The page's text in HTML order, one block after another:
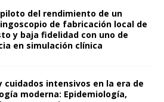
del rendimiento de un
de fabricación local de
y baja fidelidad con uno de
en simulación clínica
cuidados intensivos en la era de
moderna: Epidemiología,